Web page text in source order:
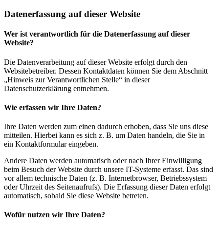
Datenerfassung auf dieser Website
Wer ist verantwortlich für die Datenerfassung auf dieser
Website?
Die Datenverarbeitung auf dieser Website erfolgt durch den
Websitebetreiber. Dessen Kontaktdaten können Sie dem Abschnitt
„Hinweis zur Verantwortlichen Stelle“ in dieser
Datenschutzerklärung entnehmen.
Wie erfassen wir Ihre Daten?
Ihre Daten werden zum einen dadurch erhoben, dass Sie uns diese
mitteilen. Hierbei kann es sich z. B. um Daten handeln, die Sie in
ein Kontaktformular eingeben.
Andere Daten werden automatisch oder nach Ihrer Einwilligung
beim Besuch der Website durch unsere IT-Systeme erfasst. Das sind
vor allem technische Daten (z. B. Internetbrowser, Betriebssystem
oder Uhrzeit des Seitenaufrufs). Die Erfassung dieser Daten erfolgt
automatisch, sobald Sie diese Website betreten.
Wofür nutzen wir Ihre Daten?